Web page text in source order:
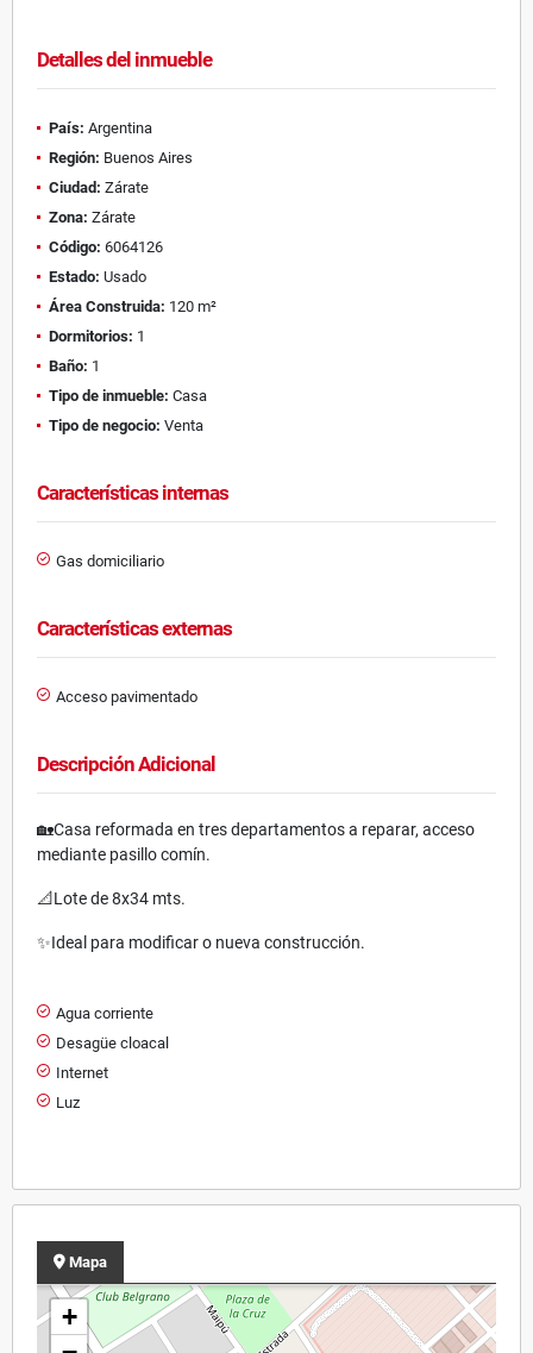
Detalles del inmueble
País: Argentina
Región: Buenos Aires
Ciudad: Zárate
Zona: Zárate
Código: 6064126
Estado: Usado
Área Construida: 120 m²
Dormitorios: 1
Baño: 1
Tipo de inmueble: Casa
Tipo de negocio: Venta
Características internas
Gas domiciliario
Características externas
Acceso pavimentado
Descripción Adicional
🏡Casa reformada en tres departamentos a reparar, acceso
mediante pasillo comín.
📐Lote de 8x34 mts.
✨Ideal para modificar o nueva construcción.
Agua corriente
Desagüe cloacal
Internet
Luz
Mapa
+